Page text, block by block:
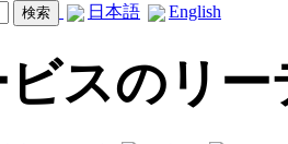
日本語 English
ビスのリ